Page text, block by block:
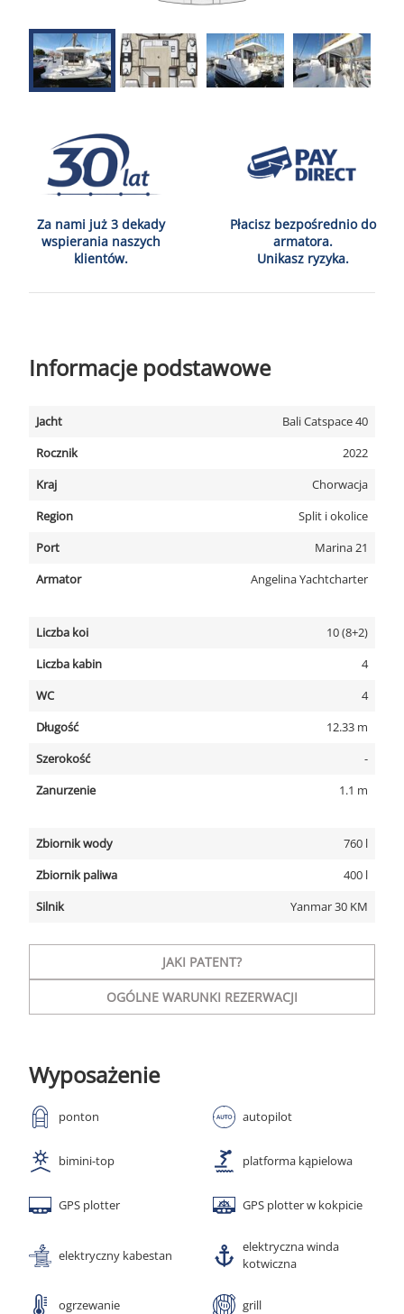
Za nami już 3 dekady
wspierania naszych
klientów.
Płacisz bezpośrednio do
armatora.
Unikasz ryzyka.
Informacje podstawowe
Jacht
Bali Catspace 40
Rocznik
2022
Kraj
Chorwacja
Region
Split i okolice
Port
Marina 21
Armator
Angelina Yachtcharter
Liczba koi
10 (8+2)
Liczba kabin
4
WC
4
Długość
12.33 m
Szerokość
-
Zanurzenie
1.1 m
Zbiornik wody
760 l
Zbiornik paliwa
400 l
Silnik
Yanmar 30 KM
JAKI PATENT?
OGÓLNE WARUNKI REZERWACJI
Wyposażenie
ponton autopilot
bimini-top platforma kąpielowa
GPS plotter GPS plotter w kokpicie
elektryczny kabestan
elektryczna winda
kotwiczna
ogrzewanie grill